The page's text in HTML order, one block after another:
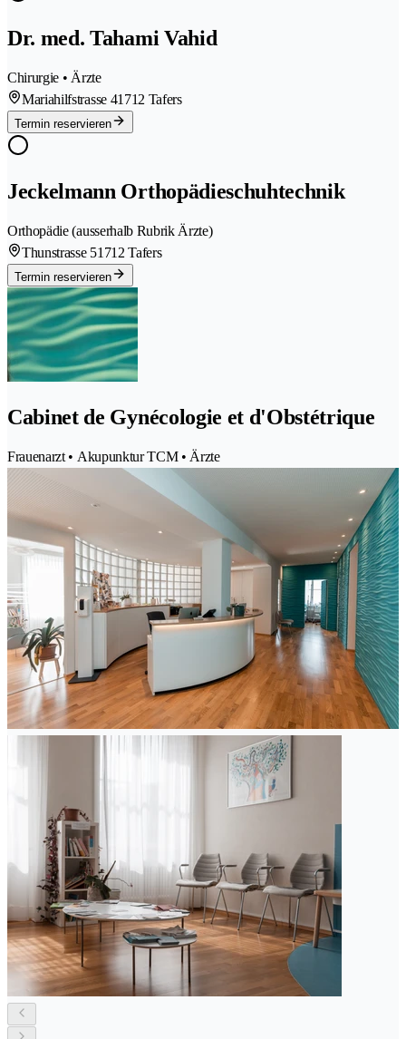
Dr. med. Tahami Vahid
Chirurgie • Ärzte
Mariahilfstrasse 41712 Tafers
Termin reservieren
Jeckelmann Orthopädieschuhtechnik
Orthopädie (ausserhalb Rubrik Ärzte)
Thunstrasse 51712 Tafers
Termin reservieren
Cabinet de Gynécologie et d'Obstétrique
Frauenarzt • Akupunktur TCM • Ärzte